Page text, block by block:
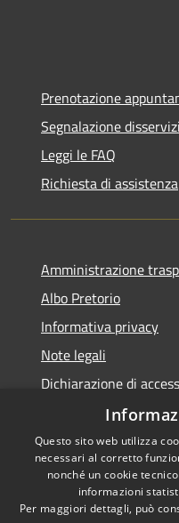
Prenotazione
Segnalazione
Leggi le FAQ
Richiesta di assistenza
Amministrazione
Albo Pretorio
Informativa privacy
Note legali
Dichiarazione di
Accessibilità
Privacy
Questo sito web utilizza
necessari al corretto
nonché un cookie
informazioni
Per maggiori dettagli, può